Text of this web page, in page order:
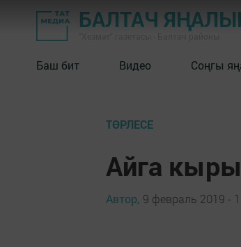
БАЛТАЧ
Баш бит Видео Соңгы
ТӨРЛЕСЕ
Айга
Автор, 9 февраль 2019 -